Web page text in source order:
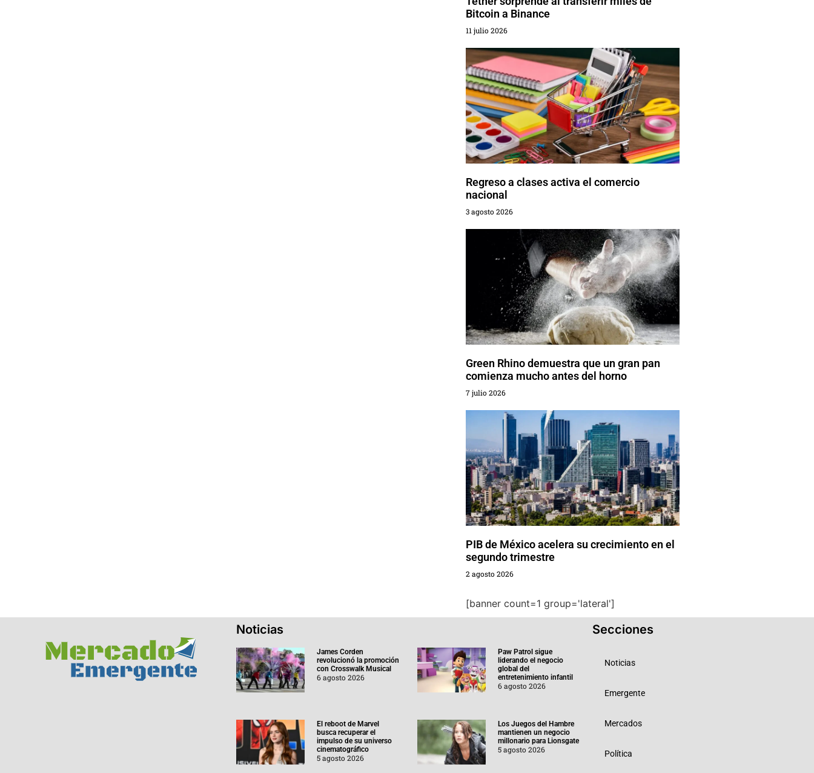
Bitcoin a Binance
11 julio 2026
Regreso a clases activa el comercio
nacional
3 agosto 2026
Green Rhino demuestra que un gran pan
comienza mucho antes del horno
7 julio 2026
PIB de México acelera su crecimiento en el
segundo trimestre
2 agosto 2026
[banner count=1 group='lateral']
Noticias
James Corden
revolucionó la promoción
con Crosswalk Musical
6 agosto 2026
Paw Patrol sigue
liderando el negocio
global del
entretenimiento infantil
6 agosto 2026
El reboot de Marvel
busca recuperar el
impulso de su universo
cinematográfico
5 agosto 2026
Los Juegos del Hambre
mantienen un negocio
millonario para Lionsgate
5 agosto 2026
Secciones
Noticias
Emergente
Mercados
Política